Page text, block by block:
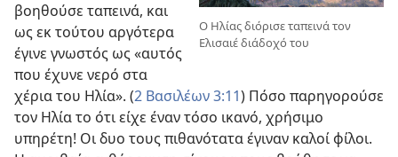
Ο Ηλίας διόρισε ταπεινά τον
Ελισαιέ διάδοχό του
βοηθούσε ταπεινά, και
ως εκ τούτου αργότερα
έγινε γνωστός ως «αυτός
που έχυνε νερό στα
χέρια του Ηλία». (2 Βασιλέων 3:11) Πόσο παρηγορούσε
τον Ηλία το ότι είχε έναν τόσο ικανό, χρήσιμο
υπηρέτη! Οι δυο τους πιθανότατα έγιναν καλοί φίλοι.